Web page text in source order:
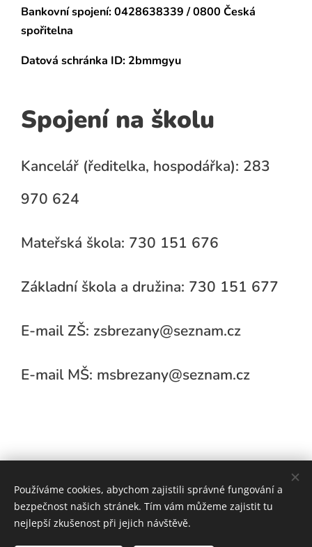
Bankovní spojení:0428638339 / 0800 Česká
spořitelna
Datová schránka ID: 2bmmgyu
Spojení na školu
Kancelář (ředitelka, hospodářka): 283
970 624
Mateřská škola: 730 151 676
Základní škola a družina: 730 151 677
E-mail ZŠ: zsbrezany@seznam.cz
E-mail MŠ: msbrezany@seznam.cz
Používáme cookies, abychom zajistili správné fungování a
bezpečnost našich stránek. Tím vám můžeme zajistit tu
nejlepší zkušenost při jejich návštěvě.